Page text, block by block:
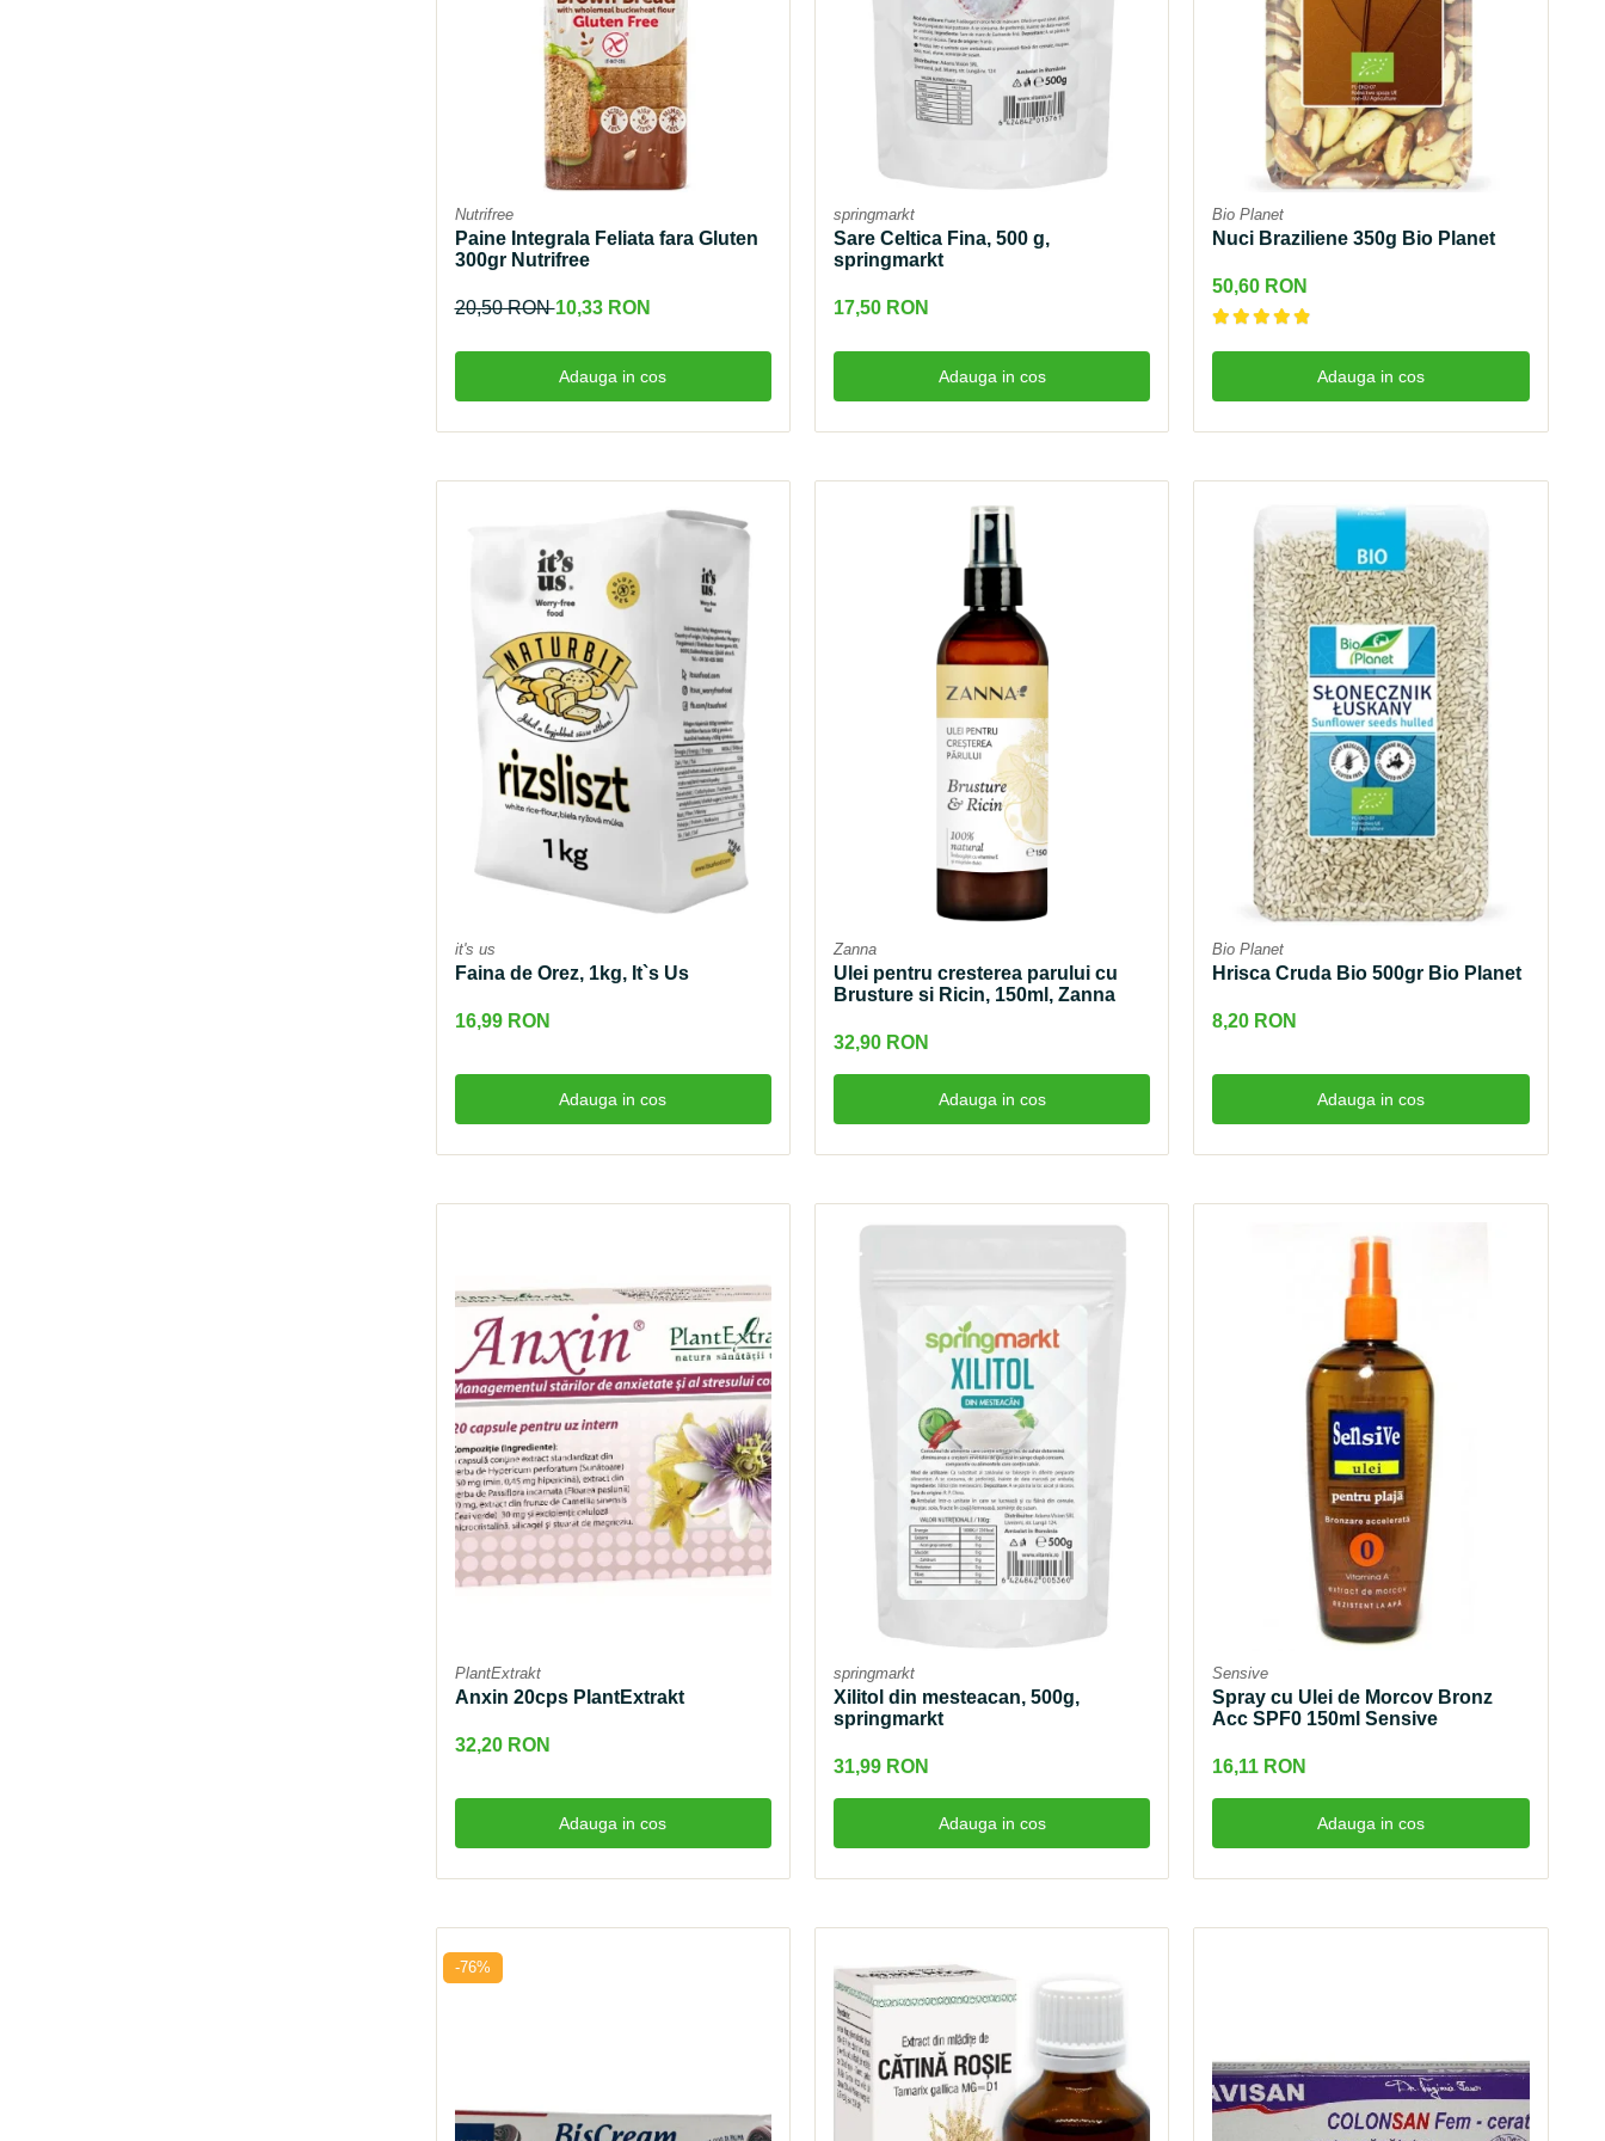
Nutrifree
Paine Integrala Feliata fara Gluten
300gr Nutrifree
20,50 RON10,33 RON
Adauga in cos
springmarkt
Sare Celtica Fina, 500 g,
springmarkt
17,50 RON
Adauga in cos
Bio Planet
Nuci Braziliene 350g Bio Planet
50,60 RON
Adauga in cos
it's us
Faina de Orez, 1kg, It`s Us
16,99 RON
Adauga in cos
Zanna
Ulei pentru cresterea parului cu
Brusture si Ricin, 150ml, Zanna
32,90 RON
Adauga in cos
Bio Planet
Hrisca Cruda Bio 500gr Bio Planet
8,20 RON
Adauga in cos
PlantExtrakt
Anxin 20cps PlantExtrakt
32,20 RON
Adauga in cos
springmarkt
Xilitol din mesteacan, 500g,
springmarkt
31,99 RON
Adauga in cos
Sensive
Spray cu Ulei de Morcov Bronz
Acc SPF0 150ml Sensive
16,11 RON
Adauga in cos
-76%